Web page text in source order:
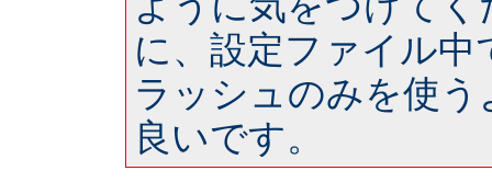
に、設定ファイル
ラッシュのみを使
良いです。